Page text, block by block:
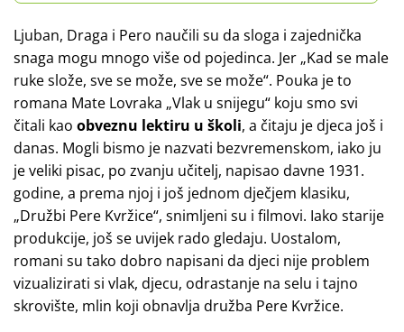
Ljuban, Draga i Pero naučili su da sloga i zajednička
snaga mogu mnogo više od pojedinca. Jer „Kad se male
ruke slože, sve se može, sve se može“. Pouka je to
romana Mate Lovraka „Vlak u snijegu“ koju smo svi
čitali kao obveznu lektiru u školi, a čitaju je djeca još i
danas. Mogli bismo je nazvati bezvremenskom, iako ju
je veliki pisac, po zvanju učitelj, napisao davne 1931.
godine, a prema njoj i još jednom dječjem klasiku,
„Družbi Pere Kvržice“, snimljeni su i filmovi. Iako starije
produkcije, još se uvijek rado gledaju. Uostalom,
romani su tako dobro napisani da djeci nije problem
vizualizirati si vlak, djecu, odrastanje na selu i tajno
skrovište, mlin koji obnavlja družba Pere Kvržice.